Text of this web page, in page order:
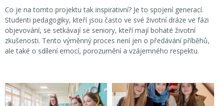
Co je na tomto projektu tak inspirativní? Je to spojení generací.
Studenti pedagogiky, kteří jsou často ve své životní dráze ve fázi
objevování, se setkávají se seniory, kteří mají bohaté životní
zkušenosti. Tento výměnný proces není jen o předávání příběhů,
ale také o sdílení emocí, porozumění a vzájemného respektu.